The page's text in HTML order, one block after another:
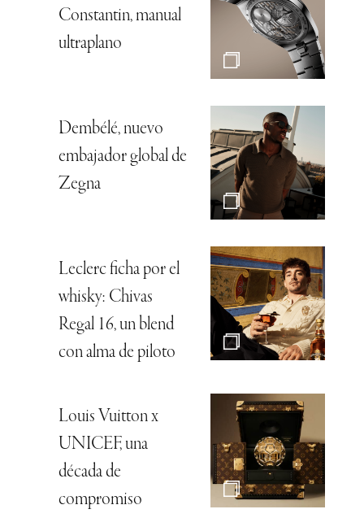
Constantin, manual
ultraplano
Dembélé, nuevo
embajador global de
Zegna
Leclerc ficha por el
whisky: Chivas
Regal 16, un blend
con alma de piloto
Louis Vuitton x
UNICEF, una
década de
compromiso